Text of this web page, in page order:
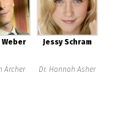
Archer
Jessy Schram
Dr. Hannah Asher